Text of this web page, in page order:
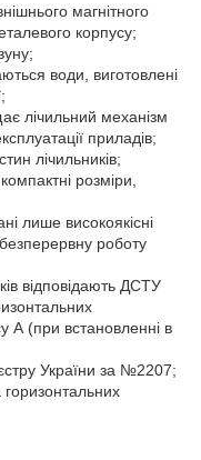
магнітного
корпусу;
води, виготовлені
лічильний механізм
приладів;
лічильників;
розміри,
лише високоякісні
роботу
відповідають ДСТУ
А (при встановленні в
України за №2207;
горизонтальних